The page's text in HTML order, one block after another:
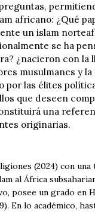
africano: ¿Qué
un islam
se ha
¿nacieron con
musulmanes y
por las élites
que deseen
una
originarias.
(2024) con una
al África
posee un grado en
En lo académico,